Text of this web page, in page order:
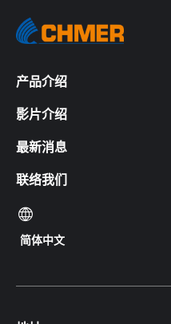
产品介绍
影片介绍
最新消息
联络我们
简体中文